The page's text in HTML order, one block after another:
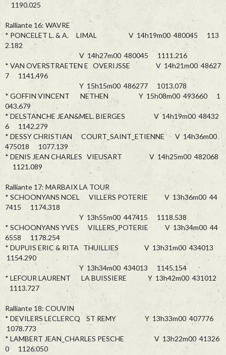
1190.025
Ralliante 16: WAVRE
* PONCELET L. & A. LIMAL V 14h19m00 480045 113
2.182
V 14h27m00 480045 1111.216
* VAN OVERSTRAETEN E OVERIJSSE V 14h21m00 48627
7 1141.496
Y 15h15m00 486277 1013.078
* GOFFIN VINCENT NETHEN Y 15h08m00 493660 1
043.679
* DELSTANCHE JEAN&MEL. BIERGES V 14h19m00 48432
6 1142.279
* DESSY CHRISTIAN COURT_SAINT_ETIENNE V 14h36m00
475018 1077.139
* DENIS JEAN CHARLES VIEUSART V 14h25m00 482068
1121.089
Ralliante 17: MARBAIX LA TOUR
* SCHOONYANS NOEL VILLERS POTERIE V 13h36m00 44
7415 1174.318
Y 13h55m00 447415 1118.538
* SCHOONYANS YVES VILLERS_POTERIE V 13h34m00 44
6558 1178.254
* DUPUIS ERIC & RITA THUILLIES V 13h31m00 434013
1154.290
Y 13h34m00 434013 1145.154
* LEFOUR LAURENT LA BUISSIERE Y 13h42m00 431012
1113.727
Ralliante 18: COUVIN
* DEVILERS LECLERCQ ST REMY Y 13h33m00 407776
1078.773
* LAMBERT JEAN_CHARLES PESCHE V 13h22m00 41326
0 1126.050